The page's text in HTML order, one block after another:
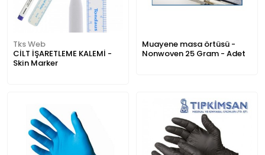
Tks Web
CİLT İŞARETLEME KALEMİ -
Skin Marker
Muayene masa örtüsü -
Nonwoven 25 Gram - Adet